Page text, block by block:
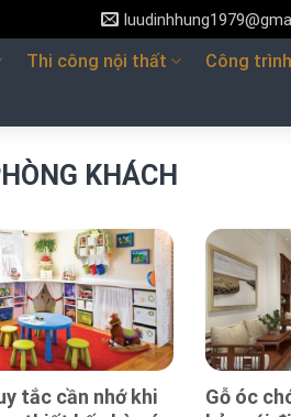
Thi công nội thất Công
KHÁCH
tắc cần nhớ khi
Gỗ óc